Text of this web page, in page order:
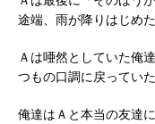
途端、雨が降りはじめた
Ａは唖然としていた俺
つもの口調に戻っていた
俺達はＡと本当の友達に